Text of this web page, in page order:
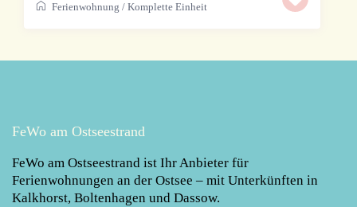
Ferienwohnung /Komplette Einheit
FeWo am Ostseestrand
FeWo am Ostseestrand ist Ihr Anbieter für
Ferienwohnungen an der Ostsee – mit Unterkünften in
Kalkhorst, Boltenhagen und Dassow.